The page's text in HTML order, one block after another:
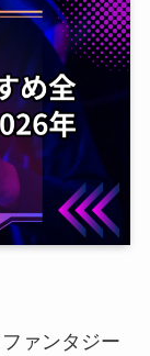
ァンタジー